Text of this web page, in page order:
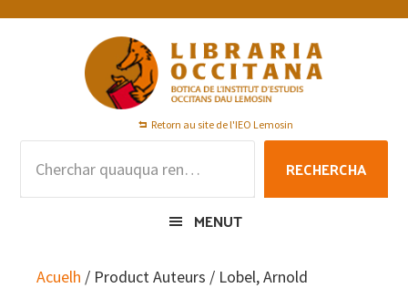
Skip
Skip
Skip
Retorn au site de l'IEO Lemosin
RECHERCHA
MENUT
Acuelh / Product Auteurs / Lobel, Arnold